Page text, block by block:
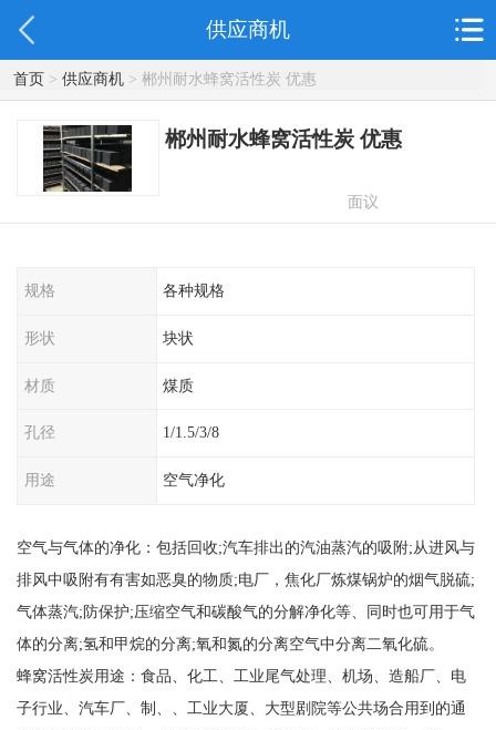
供应商机
首页> 供应商机> 郴州耐水蜂窝活性炭 优惠
郴州耐水蜂窝活性炭 优惠
面议
规格 各种规格
形状 块状
材质 煤质
孔径 1/1.5/3/8
用途 空气净化
空气与气体的净化：包括回收;汽车排出的汽油蒸汽的吸附;从进风与
排风中吸附有有害如恶臭的物质;电厂，焦化厂炼煤锅炉的烟气脱硫;
气体蒸汽;防保护;压缩空气和碳酸气的分解净化等、同时也可用于气
体的分离;氢和甲烷的分离;氧和氮的分离空气中分离二氧化硫。
蜂窝活性炭用途：食品、化工、工业尾气处理、机场、造船厂、电
子行业、汽车厂、制、、工业大厦、大型剧院等公共场合用到的通